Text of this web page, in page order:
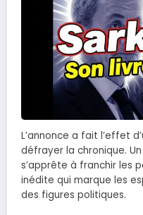
L’annonce a fait l’effet
défrayer la chronique.
s’apprête à franchir les
inédite qui marque les
des figures politiques.